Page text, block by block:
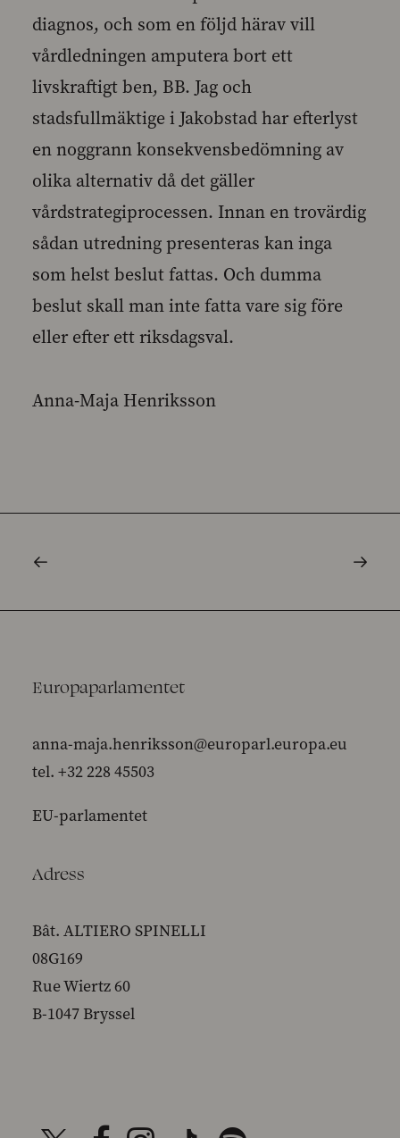
diagnos, och som en följd härav vill
vårdledningen amputera bort ett
livskraftigt ben, BB. Jag och
stadsfullmäktige i Jakobstad har efterlyst
en noggrann konsekvensbedömning av
olika alternativ då det gäller
vårdstrategiprocessen. Innan en trovärdig
sådan utredning presenteras kan inga
som helst beslut fattas. Och dumma
beslut skall man inte fatta vare sig före
eller efter ett riksdagsval.
Anna-Maja Henriksson
Europaparlamentet
anna-maja.henriksson@europarl.europa.eu
tel. +32 228 45503
EU-parlamentet
Adress
Bât. ALTIERO SPINELLI
08G169
Rue Wiertz 60
B-1047 Bryssel